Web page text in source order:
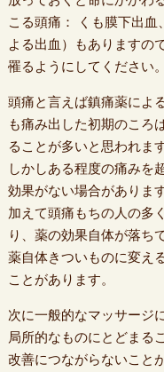
こる頭痛： くも膜下出
よる出血）もありますの
罹るようにしてください。
頭痛と言えば鎮痛薬によ
も痛み出した初期のころ
ることが多いと思われます
しかしある程度の痛みを
効果がない場合があります
加えて頭痛もちの人の多
り、薬の効果自体が落ち
薬自体きついものに変え
ことがあります。
次に一般的なマッサージ
局所的なものにとどまる
改善につながらないこと